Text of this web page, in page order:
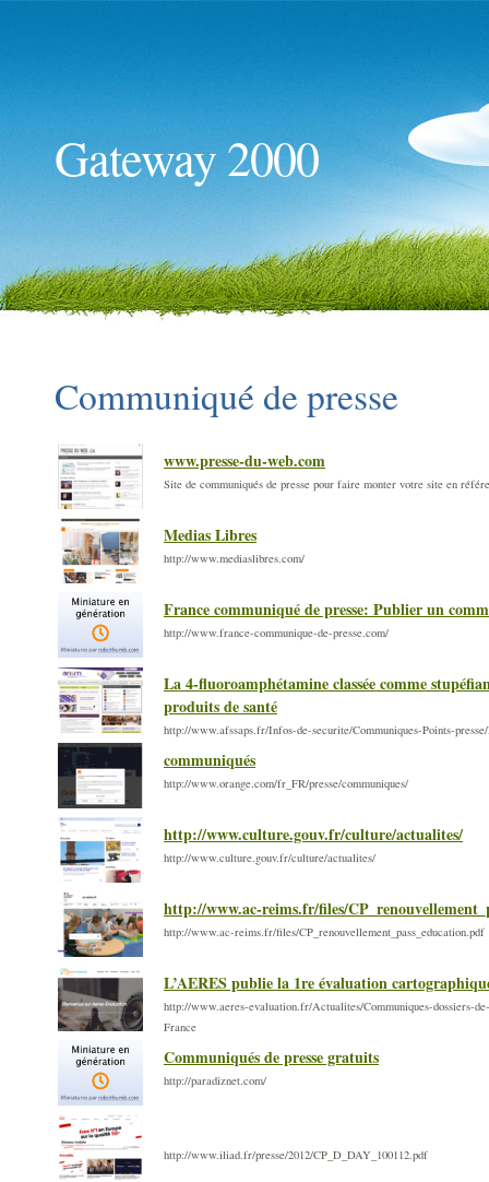
Gateway 2000
Communiqué de presse
www.presse-du-web.com
Site de communiqués de presse pour faire monter votre site en
Medias Libres
http://www.mediaslibres.com/
France communiqué de presse: Publier un
http://www.france-communique-de-presse.com/
La 4-fluoroamphétamine classée comme
produits de santé
http://www.afssaps.fr/Infos-de-securite/Communiques-Points-
communiqués
http://www.orange.com/fr_FR/presse/communiques/
http://www.culture.gouv.fr/culture/actualites/
http://www.culture.gouv.fr/culture/actualites/
http://www.ac-reims.fr/files/
http://www.ac-reims.fr/files/CP_renouvellement_pass_education.pdf
L’AERES publie la 1re évaluation
http://www.aeres-evaluation.fr/Actualites/Communiques-dossiers-
France
Communiqués de presse gratuits
http://paradiznet.com/
http://www.iliad.fr/presse/2012/CP_D_DAY_100112.pdf